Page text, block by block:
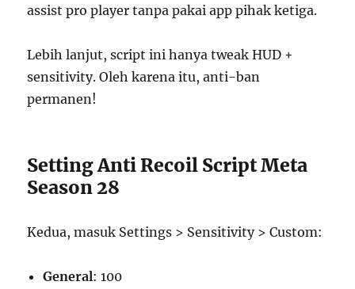
assist pro player tanpa pakai app pihak ketiga.
Lebih lanjut, script ini hanya tweak HUD +
sensitivity. Oleh karena itu, anti-ban
permanen!
Setting Anti Recoil Script Meta
Season 28
Kedua, masuk Settings > Sensitivity > Custom:
General: 100